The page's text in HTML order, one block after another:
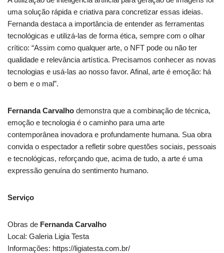
uma solução rápida e criativa para concretizar essas ideias.
Fernanda destaca a importância de entender as ferramentas
tecnológicas e utilizá-las de forma ética, sempre com o olhar
crítico: “Assim como qualquer arte, o NFT pode ou não ter
qualidade e relevância artística. Precisamos conhecer as novas
tecnologias e usá-las ao nosso favor. Afinal, arte é emoção: há
o bem e o mal”.
Fernanda Carvalho demonstra que a combinação de técnica,
emoção e tecnologia é o caminho para uma arte
contemporânea inovadora e profundamente humana. Sua obra
convida o espectador a refletir sobre questões sociais, pessoais
e tecnológicas, reforçando que, acima de tudo, a arte é uma
expressão genuína do sentimento humano.
Serviço
Obras de Fernanda Carvalho
Local: Galeria Ligia Testa
Informações: https://ligiatesta.com.br/